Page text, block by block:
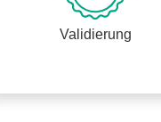
Validierung